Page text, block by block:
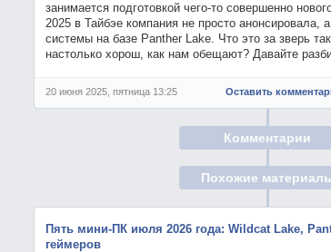
занимается подготовкой чего-то совершенно
2025 в Тайбэе компания не просто анонсировала,
системы на базе Panther Lake. Что это за зверь
настолько хорош, как нам обещают? Давайте
20 июня 2025, пятница 13:25 Оставить
Комментарии
Похожие
Пять мини-ПК июля 2026 года: Wildcat Lake,
геймеров